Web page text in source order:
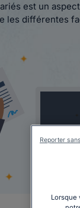
est un
les différentes
Lorsque
Reporter